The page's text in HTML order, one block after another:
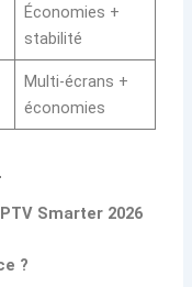
Économies +
stabilité
Multi-écrans +
économies
Smarter 2026
?